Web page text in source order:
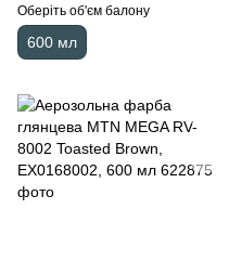
Оберіть об'єм балону
600 мл